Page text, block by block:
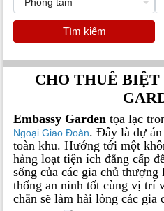
Tìm kiếm
CHO THUÊ
Embassy Garden tọa lạc
Ngoại Giao Đoàn. Đây là dự án
toàn khu. Hướng tới một
hàng loạt tiện ích đẳng cấp
sống của các gia chủ
thống an ninh tốt cùng vị trí
chắn sẽ làm hài lòng các gia